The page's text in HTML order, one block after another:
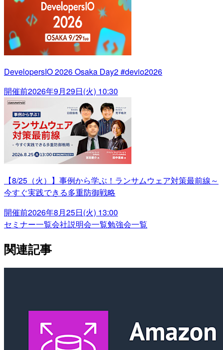
DevelopersIO 2026 Osaka Day2 #devio2026
開催前2026年9月29日(火) 10:30
【8/25（火）】事例から学ぶ！ランサムウェア対策最前線～
今すぐ実践できる多重防御戦略
開催前2026年8月25日(火) 13:00
セミナー一覧会社説明会一覧勉強会一覧
関連記事